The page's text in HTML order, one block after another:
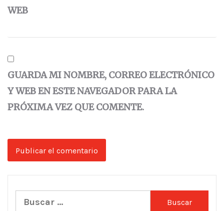
WEB
GUARDA MI NOMBRE, CORREO ELECTRÓNICO
Y WEB EN ESTE NAVEGADOR PARA LA
PRÓXIMA VEZ QUE COMENTE.
Buscar: